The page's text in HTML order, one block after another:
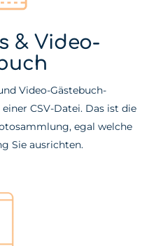
& Video-
Video-Gästebuch-
CSV-Datei. Das ist die
egal welche
Sie ausrichten.